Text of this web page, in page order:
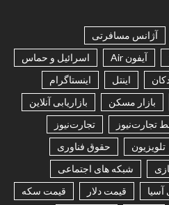
آژانس مسافرتی
آیفون Air
اسرائیل و حماس
اینتل
اینستاگرام
بازار مسکن
بازاریابی آنلاین
تجارت‌نیوز
تجارت‌نیوز
تلویزیون
حقوق فناوری
شبکه های اجتماعی
آسیا قیمت دلار
قیمت سکه